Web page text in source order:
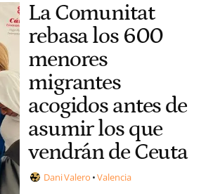
La Comunitat
rebasa los 600
menores
migrantes
acogidos antes de
asumir los que
vendrán de Ceuta
Dani Valero Valencia